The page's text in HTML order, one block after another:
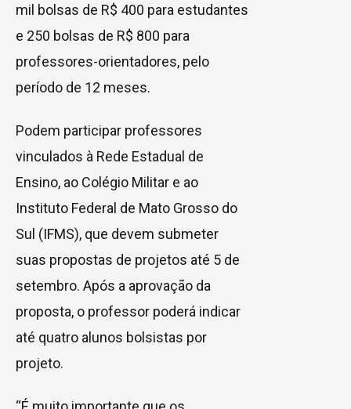
mil bolsas de R$ 400 para estudantes
e 250 bolsas de R$ 800 para
professores-orientadores, pelo
período de 12 meses.
Podem participar professores
vinculados à Rede Estadual de
Ensino, ao Colégio Militar e ao
Instituto Federal de Mato Grosso do
Sul (IFMS), que devem submeter
suas propostas de projetos até 5 de
setembro. Após a aprovação da
proposta, o professor poderá indicar
até quatro alunos bolsistas por
projeto.